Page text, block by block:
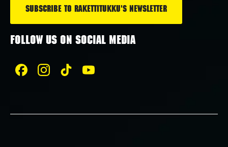
FOLLOW US ON SOCIAL MEDIA